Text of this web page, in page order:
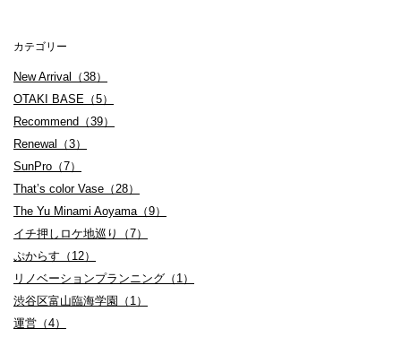
カテゴリー
New Arrival（38）
OTAKI BASE（5）
Recommend（39）
Renewal（3）
SunPro（7）
That’s color Vase（28）
The Yu Minami Aoyama（9）
イチ押しロケ地巡り（7）
ぷからす（12）
リノベーションプランニング（1）
渋谷区富山臨海学園（1）
運営（4）